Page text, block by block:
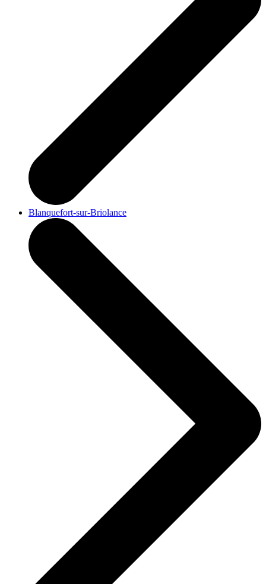
Blanquefort-sur-Briolance